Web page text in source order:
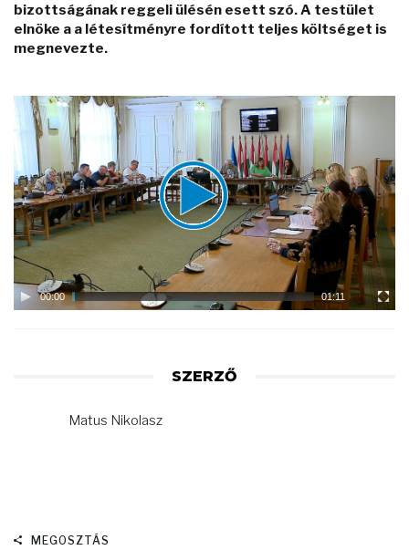
bizottságának reggeli ülésén esett szó. A testület
elnöke a a létesítményre fordított teljes költséget is
megnevezte.
Video
Player
00:00 01:11
SZERZŐ
Matus Nikolasz
MEGOSZTÁS